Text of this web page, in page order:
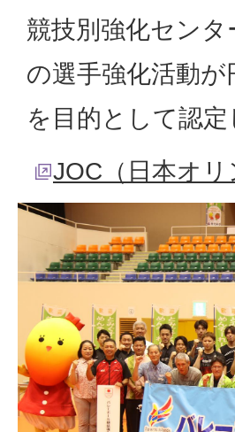
競技別強化セン
の選手強化活動
を目的として認定
JOC（日本オ